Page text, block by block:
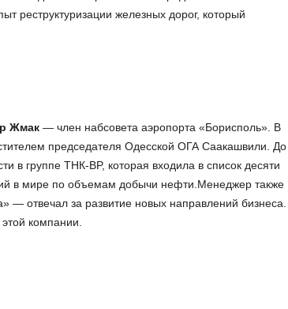
реструктуризации железных дорог, который
Жмак— член набсовета аэропорта «Борисполь». В
председателя Одесской ОГА Саакашвили. До
в группе ТНК-BP, которая входила в список десяти
в мире по объемам добычи нефти.Менеджер также
— отвечал за развитие новых направлений
компании.